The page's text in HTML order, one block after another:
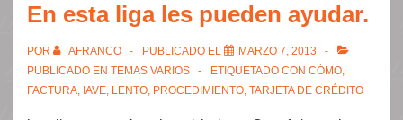
En esta liga les pueden ayudar.
POR AFRANCO PUBLICADO EL
MARZO 7, 2013
PUBLICADO EN TEMAS VARIOS ETIQUETADO CON CÓMO,
FACTURA, IAVE, LENTO, PROCEDIMIENTO, TARJETA DE CRÉDITO